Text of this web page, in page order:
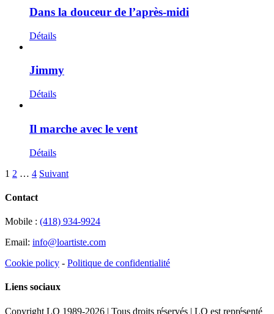
Dans la douceur de l’après-midi
Détails
Jimmy
Détails
Il marche avec le vent
Détails
1 2 … 4 Suivant
Contact
Mobile : (418) 934-9924
Email: info@loartiste.com
Cookie policy - Politique de confidentialité
Liens sociaux
Copyright LO 1989-2026 | Tous droits réservés | LO est représenté